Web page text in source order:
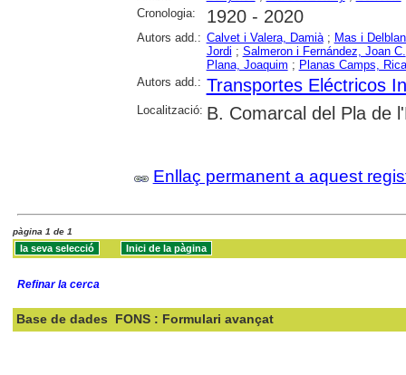
Cronologia:
1920 - 2020
Autors add.: Calvet i Valera, Damià; Mas i
Jordi ; Salmeron i Fernández, Joan C.
Plana, Joaquim ; Planas Camps,
Autors add.: Transportes Eléctricos
Localització: B. Comarcal del Pla de
Enllaç permanent a aquest
pàgina 1 de 1
Refinar la cerca
Base de dades FONS : Formulari avançat